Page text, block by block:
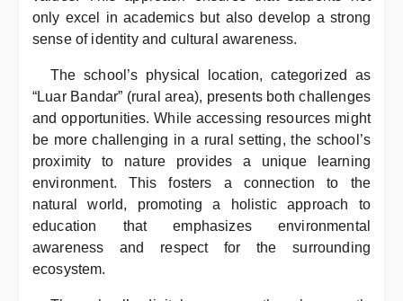
only excel in academics but also develop a strong
sense of identity and cultural awareness.
The school’s physical location, categorized as
“Luar Bandar” (rural area), presents both challenges
and opportunities. While accessing resources might
be more challenging in a rural setting, the school’s
proximity to nature provides a unique learning
environment. This fosters a connection to the
natural world, promoting a holistic approach to
education that emphasizes environmental
awareness and respect for the surrounding
ecosystem.